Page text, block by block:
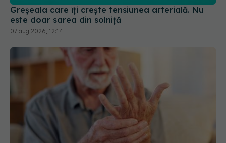
Detaliul din propria casă care îți crește riscul de
Parkinson fără să știi
04 aug 2026, 19:43